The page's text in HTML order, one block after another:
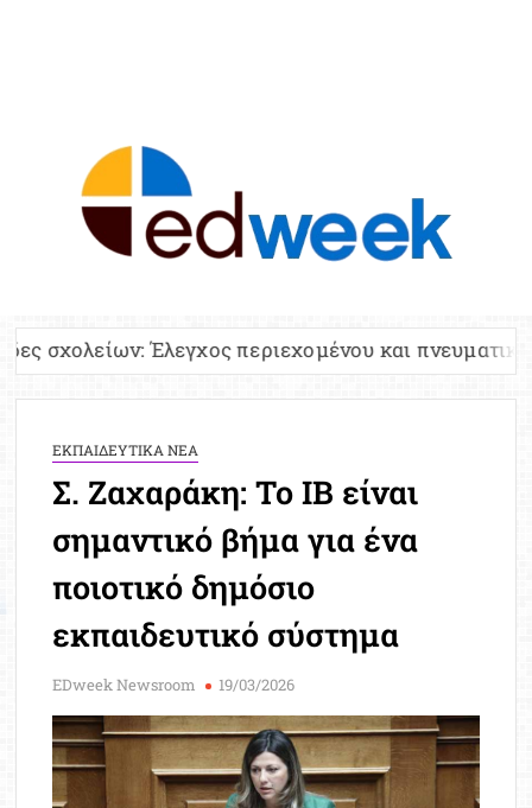
περιεχομένου και πνευματικών δικαιωμάτων
ΕΚΠΑΙΔΕΥΤΙΚΑ ΝΕΑ
Σ. Ζαχαράκη: Το IB είναι
σημαντικό βήμα για ένα
ποιοτικό δημόσιο
εκπαιδευτικό σύστημα
EDweek Newsroom 19/03/2026